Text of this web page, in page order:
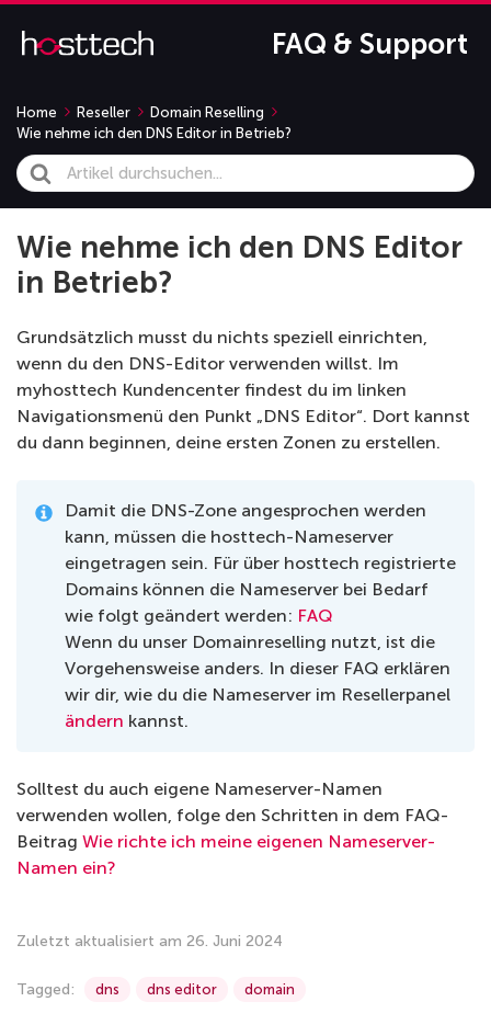
FAQ & Support
Home Reseller
Domain Reselling
Wie nehme ich den DNS Editor in Betrieb?
Search
For
Wie nehme ich den DNS Editor
in Betrieb?
Grundsätzlich musst du nichts speziell einrichten,
wenn du den DNS-Editor verwenden willst. Im
myhosttech Kundencenter findest du im linken
Navigationsmenü den Punkt „DNS Editor“. Dort kannst
du dann beginnen, deine ersten Zonen zu erstellen.
Damit die DNS-Zone angesprochen werden
kann, müssen die hosttech-Nameserver
eingetragen sein. Für über hosttech registrierte
Domains können die Nameserver bei Bedarf
wie folgt geändert werden: FAQ
Wenn du unser Domainreselling nutzt, ist die
Vorgehensweise anders. In dieser FAQ erklären
wir dir, wie du die Nameserver im Resellerpanel
ändern kannst.
Solltest du auch eigene Nameserver-Namen
verwenden wollen, folge den Schritten in dem FAQ-
Beitrag Wie richte ich meine eigenen Nameserver-
Namen ein?
Zuletzt aktualisiert am 26. Juni 2024
Tagged: dns dns editor domain